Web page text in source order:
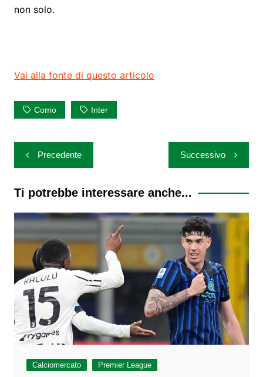
non solo.
Vai alla fonte di questo articolo
Como Inter
Navigazione
articoli
Precedente Successivo
Ti potrebbe interessare anche...
Calciomercato Premier League